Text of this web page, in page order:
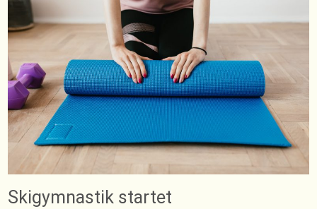
Skigymnastik startet